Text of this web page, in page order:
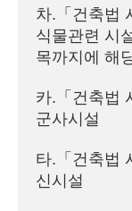
차.「건축법
식물관련 시
목까지에 해
카.「건축법
군사시설
타.「건축법
신시설